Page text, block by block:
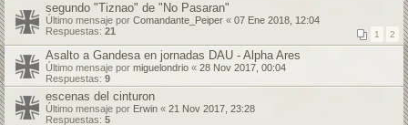
segundo "Tiznao" de "No Pasaran"
Último mensaje por Comandante_Peiper « 07 Ene 2018, 12:04
Respuestas: 21 1 2
Asalto a Gandesa en jornadas DAU - Alpha Ares
Último mensaje por miguelondrio « 28 Nov 2017, 00:04
Respuestas: 9
escenas del cinturon
Último mensaje por Erwin « 21 Nov 2017, 23:28
Respuestas: 5